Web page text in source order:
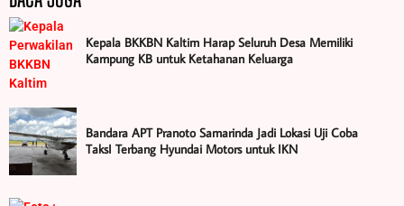
Kepala BKKBN Kaltim Harap Seluruh Desa Memiliki
Kampung KB untuk Ketahanan Keluarga
Bandara APT Pranoto Samarinda Jadi Lokasi Uji Coba
TaksI Terbang Hyundai Motors untuk IKN